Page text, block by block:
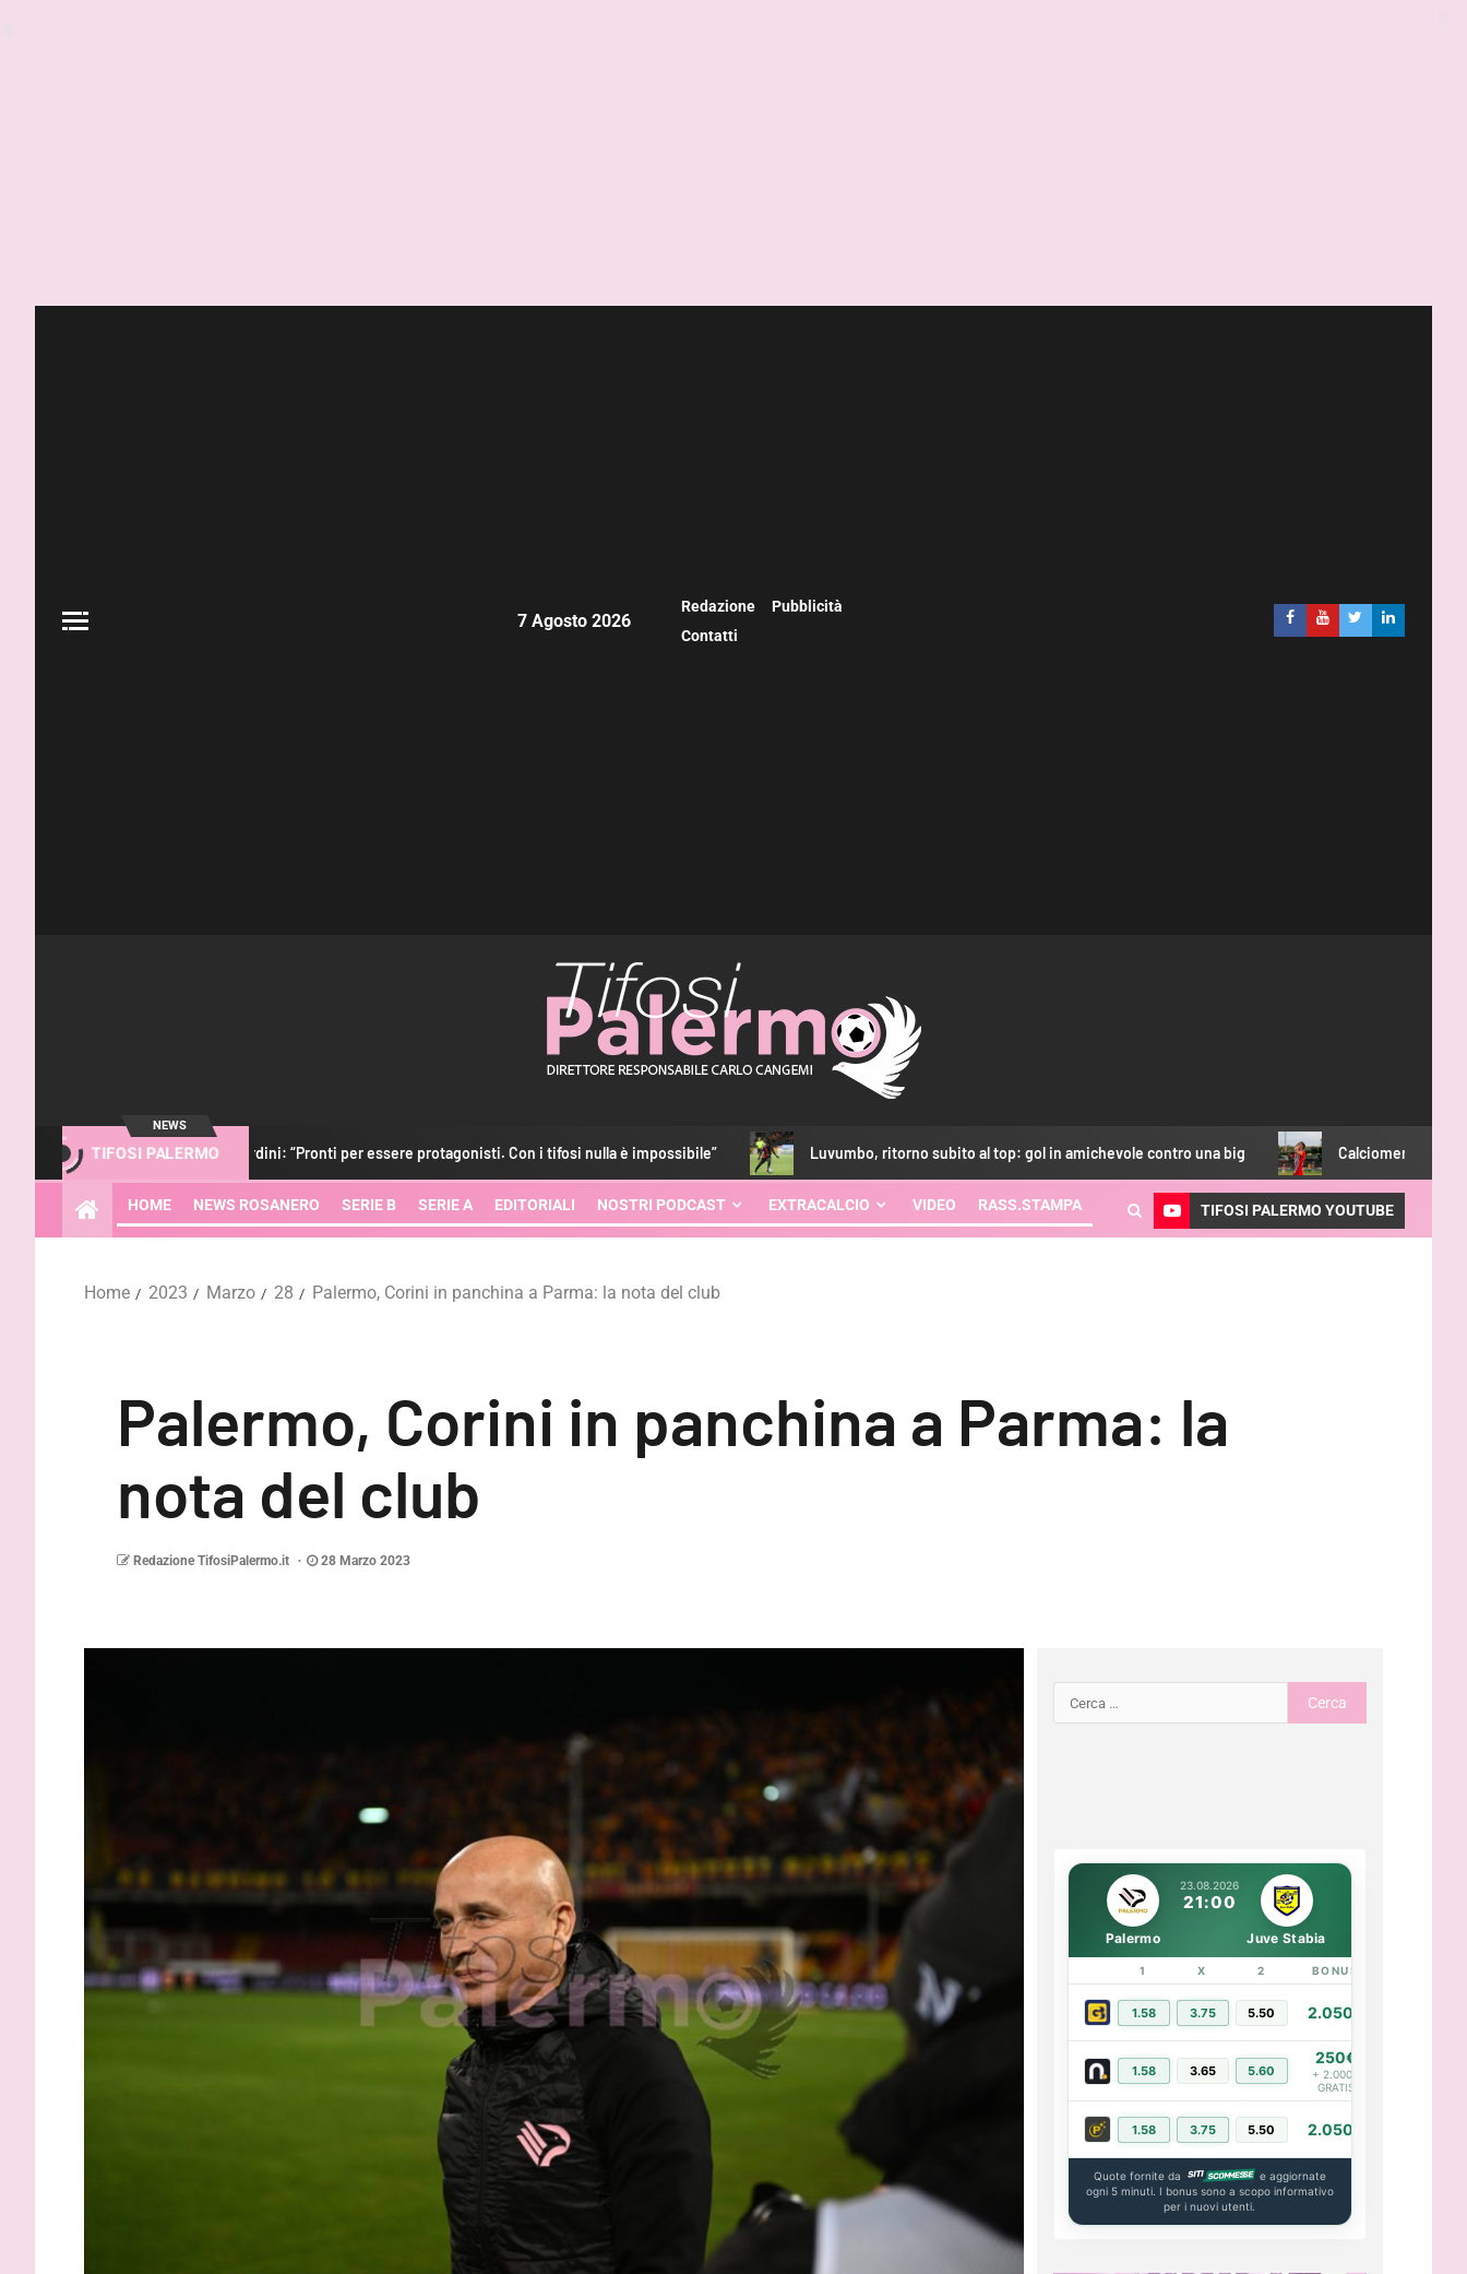
7 Agosto 2026
Redazione
Pubblicità
Contatti
NEWS
TIFOSI PALERMO
Gardini: “Pronti per essere protagonisti. Con i tifosi nulla è impossibile” Luvumbo, ritorno subito al top: gol in amichevole contro una big Calciomercato Palermo, obiettivo
HOME NEWS ROSANERO SERIE B SERIE A EDITORIALI NOSTRI PODCAST EXTRACALCIO VIDEO RASS.STAMPA TIFOSI PALERMO YOUTUBE
Home 2023 Marzo 28 Palermo, Corini in panchina a Parma: la nota del club
Palermo, Corini in panchina a Parma: la
nota del club
Redazione TifosiPalermo.it 28 Marzo 2023
23.08.2026
21:00
Palermo Juve Stabia
1 X 2 BONUS
1.58 3.75 5.50 2.050€
1.58 3.65 5.60
250€
+ 2.000€
GRATIS
1.58 3.75 5.50 2.050€
Quote fornite da
e aggiornate
ogni 5 minuti. I bonus sono a scopo informativo
per i nuovi utenti.